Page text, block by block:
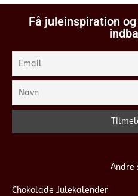
Få juleinspiration
Andre
Chokolade Julekalender